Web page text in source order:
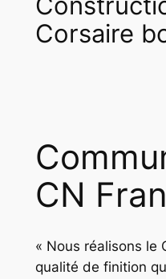
Corsaire
CN
« Nous réalisons le
qualité de finition